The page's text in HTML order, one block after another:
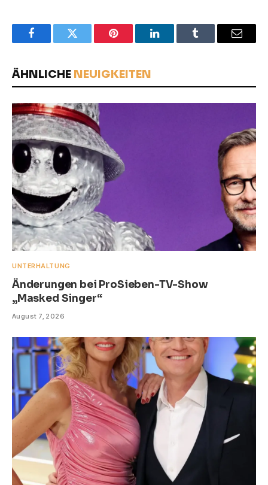
FacebookTwitter Pinterest LinkedInTumblr Email
ÄHNLICHE NEUIGKEITEN
UNTERHALTUNG
Änderungen bei ProSieben-TV-Show
„Masked Singer“
August 7, 2026